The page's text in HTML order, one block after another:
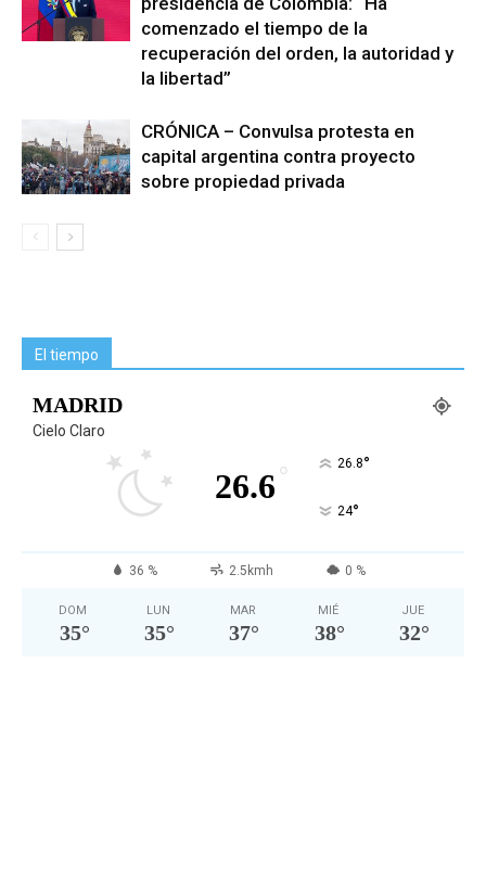
comenzado el tiempo de la
recuperación del orden, la autoridad y
la libertad”
CRÓNICA – Convulsa protesta en
capital argentina contra proyecto
sobre propiedad privada
El tiempo
MADRID
Cielo Claro
26.6 ° 26.8°
24°
36 % 2.5kmh 0 %
DOM
35°
LUN
35°
MAR
37°
MIÉ
38°
JUE
32°